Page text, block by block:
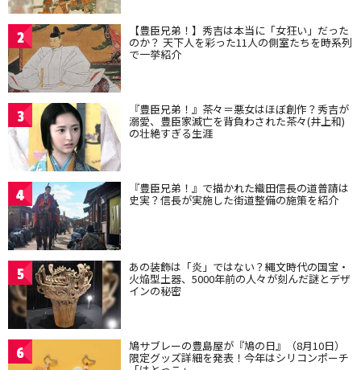
2 【豊臣兄弟！】秀吉は本当に「女狂い」だった
のか？ 天下人を彩った11人の側室たちを時系列
で一挙紹介
3 『豊臣兄弟！』茶々＝悪女はほぼ創作？秀吉が
溺愛、豊臣家滅亡を背負わされた茶々(井上和)
の壮絶すぎる生涯
4 『豊臣兄弟！』で描かれた織田信長の道普請は
史実？信長が実施した街道整備の施策を紹介
5 あの装飾は「炎」ではない？縄文時代の国宝・
火焔型土器、5000年前の人々が刻んだ謎とデザ
インの秘密
6 鳩サブレーの豊島屋が『鳩の日』（8月10日）
限定グッズ詳細を発表！今年はシリコンポーチ